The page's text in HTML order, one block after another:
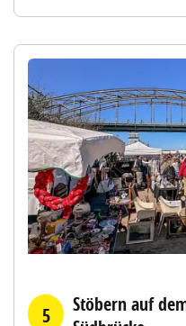
5
Stöbern auf